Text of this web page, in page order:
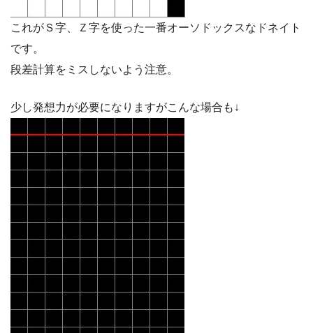
これがＳ字、Ｚ字を使った一番オーソドックスなドネイト
です。
段差計算をミスしないよう注意。
少し発想力が必要になりますがこんな場合も↓